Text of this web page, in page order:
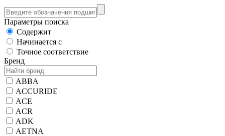
Параметры поиска
Содержит
Начинается с
Точное соответствие
Бренд
ABBA
ACCURIDE
ACE
ACR
ADK
AETNA